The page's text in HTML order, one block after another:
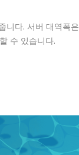
니다. 서버 대역폭은
수 있습니다.